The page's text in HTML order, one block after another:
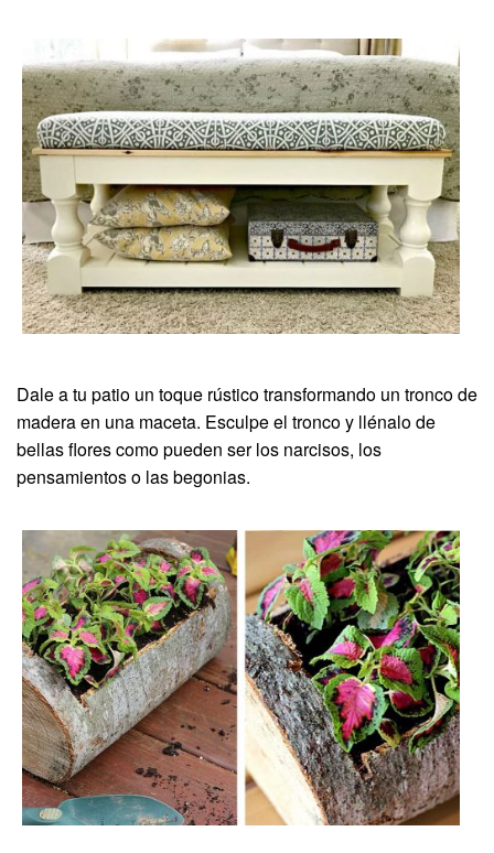
Dale a tu patio un toque rústico transformando un tronco de
madera en una maceta. Esculpe el tronco y llénalo de
bellas flores como pueden ser los narcisos, los
pensamientos o las begonias.